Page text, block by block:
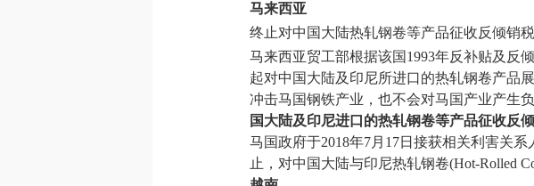
马来西亚
终止对中国大陆热轧钢卷等产品征收反倾销税
马来西亚贸工部根据该国1993年反补贴及反
起对中国大陆及印尼所进口的热轧钢卷产品
冲击马国钢铁产业，也不会对马国产业产生
国大陆及印尼进口的热轧钢卷等产品征收反倾
马国政府于2018年7月17日接获相关利害关
止，对中国大陆与印尼热轧钢卷(Hot-Rolled